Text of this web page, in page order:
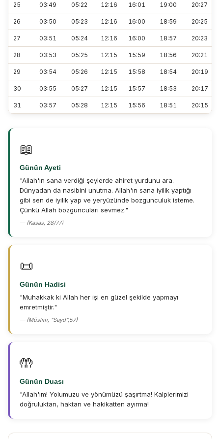
25 03:49 05:22 12:16 16:01 19:00 20:27
26 03:50 05:23 12:16 16:00 18:59 20:25
27 03:51 05:24 12:16 16:00 18:57 20:23
28 03:53 05:25 12:15 15:59 18:56 20:21
29 03:54 05:26 12:15 15:58 18:54 20:19
30 03:55 05:27 12:15 15:57 18:53 20:17
31 03:57 05:28 12:15 15:56 18:51 20:15
📖
Günün Ayeti
"Allah'ın sana verdiği şeylerde ahiret yurdunu ara.
Dünyadan da nasibini unutma. Allah'ın sana iyilik yaptığı
gibi sen de iyilik yap ve yeryüzünde bozgunculuk isteme.
Çünkü Allah bozguncuları sevmez."
— (Kasas, 28/77)
📜
Günün Hadisi
"Muhakkak ki Allah her işi en güzel şekilde yapmayı
emretmiştir."
— (Müslim, "Sayd",57)
🤲
Günün Duası
"Allah'ım! Yolumuzu ve yönümüzü şaşırtma! Kalplerimizi
doğruluktan, haktan ve hakikatten ayırma!